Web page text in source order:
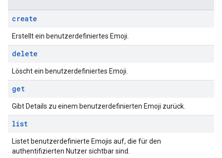
create
Erstellt ein benutzerdefiniertes Emoji.
delete
Löscht ein benutzerdefiniertes Emoji.
get
Gibt Details zu einem benutzerdefinierten Emoji zurück.
list
Listet benutzerdefinierte Emojis auf, die für den
authentifizierten Nutzer sichtbar sind.